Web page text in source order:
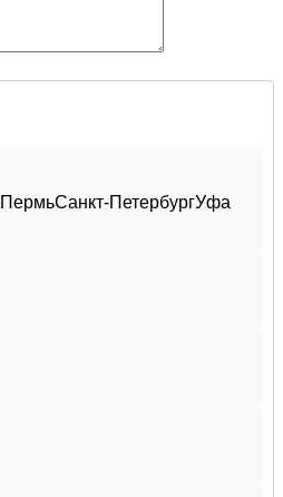
ПермьСанкт-ПетербургУфа